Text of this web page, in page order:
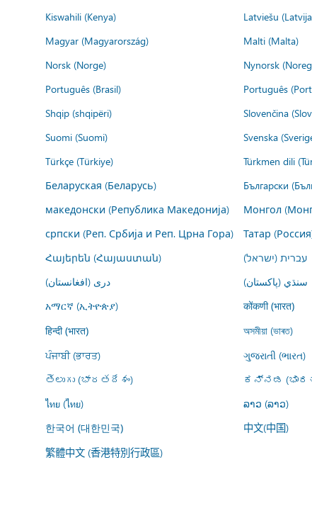
Kiswahili (Kenya) Latviešu
Magyar (Magyarország) Malti (Malta)
Norsk (Norge) Nynorsk
Português (Brasil) Português
Shqip (shqipëri) Slovenčina
Suomi (Suomi) Svenska
Türkçe (Türkiye) Türkmen dili
Беларуская (Беларусь) Български
македонски (Република Македонија) Монгол
српски (Реп. Србија и Реп. Црна Гора) Татар
Հայերեն (Հայաստան) עברית (ישראל)
درى (افغانستان) سنڌي (پاکستان)
አማርኛ (ኢትዮጵያ) कोंकणी (भारत)
हिन्दी (भारत) অসমীয়া (ভাৰত)
ਪੰਜਾਬੀ (ਭਾਰਤ) ગુજરાતી (ભારત)
తెలుగు (భారతదేశం) ಕನ್ನಡ
ไทย (ไทย) ລາວ (ລາວ)
한국어 (대한민국) 中文(中国)
繁體中文 (香港特別行政區)